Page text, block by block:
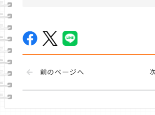
前のページへ